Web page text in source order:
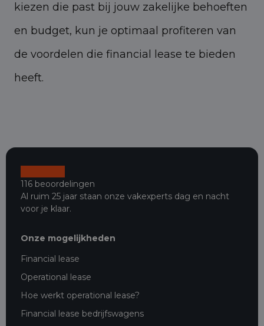
kiezen die past bij jouw zakelijke behoeften
en budget, kun je optimaal profiteren van
de voordelen die financial lease te bieden
heeft.
116 beoordelingen
Al ruim 25 jaar staan onze vakexperts dag en nacht
voor je klaar.
Onze mogelijkheden
Financial lease
Operational lease
Hoe werkt operational lease?
Financial lease bedrijfswagens